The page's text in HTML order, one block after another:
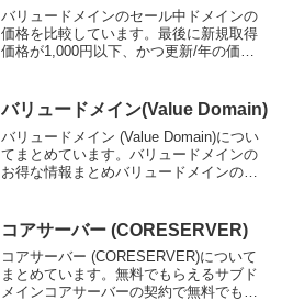
バリュードメインのセール中ドメインの
価格を比較しています。最後に新規取得
価格が1,000円以下、かつ更新/年の価格
た、価格は2022年1月16日現在のもので
す。新...
バリュードメイン(Value Domain)
バリュードメイン (Value Domain)につい
てまとめています。バリュードメインの
お得な情報まとめバリュードメインのお
ェックしてみてください。お得意様割引
バリュー...
コアサーバー (CORESERVER)
コアサーバー (CORESERVER)について
まとめています。無料でもらえるサブド
メインコアサーバーの契約で無料でもら